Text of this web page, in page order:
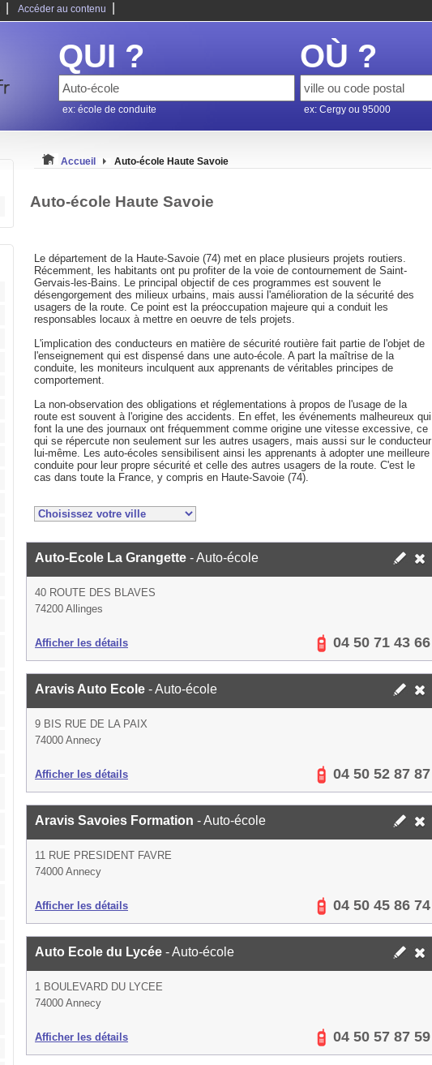
Accéder au contenu
QUI ?
ex: école de conduite
OÙ ?
ex: Cergy ou 95000
Accueil Auto-école Haute Savoie
Auto-école Haute Savoie
Le département de la Haute-Savoie (74) met en place plusieurs projets routiers.
Récemment, les habitants ont pu profiter de la voie de contournement de Saint-
Gervais-les-Bains. Le principal objectif de ces programmes est souvent le
désengorgement des milieux urbains, mais aussi l'amélioration de la sécurité des
usagers de la route. Ce point est la préoccupation majeure qui a conduit les
responsables locaux à mettre en oeuvre de tels projets.
L'implication des conducteurs en matière de sécurité routière fait partie de l'objet de
l'enseignement qui est dispensé dans une auto-école. A part la maîtrise de la
conduite, les moniteurs inculquent aux apprenants de véritables principes de
comportement.
La non-observation des obligations et réglementations à propos de l'usage de la
route est souvent à l'origine des accidents. En effet, les événements malheureux qui
font la une des journaux ont fréquemment comme origine une vitesse excessive, ce
qui se répercute non seulement sur les autres usagers, mais aussi sur le conducteur
lui-même. Les auto-écoles sensibilisent ainsi les apprenants à adopter une meilleure
conduite pour leur propre sécurité et celle des autres usagers de la route. C'est le
cas dans toute la France, y compris en Haute-Savoie (74).
Auto-Ecole La Grangette - Auto-école
40 ROUTE DES BLAVES
74200 Allinges
Afficher les détails 04 50 71 43 66
Aravis Auto Ecole - Auto-école
9 BIS RUE DE LA PAIX
74000 Annecy
Afficher les détails 04 50 52 87 87
Aravis Savoies Formation - Auto-école
11 RUE PRESIDENT FAVRE
74000 Annecy
Afficher les détails 04 50 45 86 74
Auto Ecole du Lycée - Auto-école
1 BOULEVARD DU LYCEE
74000 Annecy
Afficher les détails 04 50 57 87 59